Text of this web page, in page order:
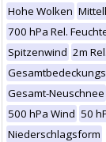
Hohe Wolken
700 hPa Rel.
Spitzenwind 2m
Gesamt-Neuschnee
500 hPa Wind 50
Niederschlagsform